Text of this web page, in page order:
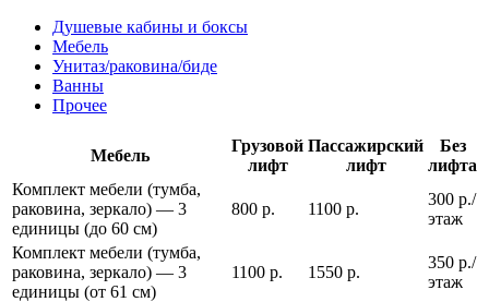
Душевые кабины и боксы
Мебель
Унитаз/раковина/биде
Ванны
Прочее
Мебель
Грузовой
лифт
Пассажирский
лифт
Без
лифта
Комплект мебели (тумба,
раковина, зеркало) — 3
единицы (до 60 см)
800 р. 1100 р.
300 р./
этаж
Комплект мебели (тумба,
раковина, зеркало) — 3
единицы (от 61 см)
1100 р. 1550 р.
350 р./
этаж